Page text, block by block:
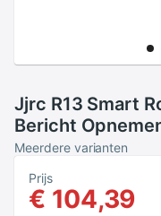
Jjrc R13 Smart
Bericht
Speelgoed
Kinderspeelgoed
Meerdere varianten
Prijs
€ 104,39